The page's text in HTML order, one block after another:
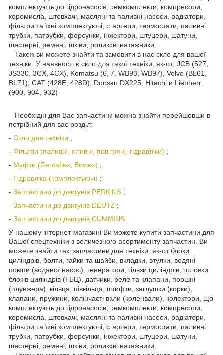
комплектують до гідронасосів, ремкомплекти, компресори,
коромисла, штовхачі, масляні та паливні насоси, радіатори,
фільтри та їхні комплектуючі, стартери, термостати, паливні
трубки, патрубки, форсунки, інжектори, штуцери, шатуни,
шестерні, ремені, шківи, роликові натяжники.
Також ви можете знайти та замовити в нас скло для вашої
техніки. У наявності є скло для такої техніки, як-от: JCB (527,
JS330, 3CX, 4CX), Komatsu (6, 7, WB93, WB97), Volvo (BL61,
BL71), CAT (428E, 428D), Doosan DX225, Hitachi и Liebherr
(900, 904, 932)
Необхідні для Вас запчастини можна знайти перейшовши в
потрібний для вас розділ:
- Скло для техніки ;
- Фільтри (паливні, оливні, повітряні, гідравліки) ;
- Муфти (Centaflex, Bowex) ;
- Гідравліка (комплектуючі) ;
- Запчастини до двигунів PERKINS ;
- Запчастини до двигунів DEUTZ ;
- Запчастини до двигунів CUMMINS
У нашому інтернет-магазині Ви можете купити запчастини для
Вашої спецтехніки з величезного асортименту запчастин. Ви
можете знайти такі запчастини для техніки, як-от блоки
циліндрів, болти, гайки та шайби, вкладки, втулки, водяні
помпи (водяної насос), генератори, гільзи циліндрів, головки
блоків циліндрів (ГБЦ), датчики, реле та клапани, поршні
(плунжера), кільця, півкільця, штифти, заглушки (корки),
клапани, пружини, колінчасті вали (коленвали), колектори, що
комплектують до гідронасосів, ремкомплекти, компресори,
коромисла, штовхачі, масляні та паливні насоси, радіатори,
фільтри та їхні комплектуючі, стартери, термостати, паливні
трубки, патрубки, форсунки, інжектори, штуцери, шатуни,
шестерні, ремені, шківи, роликові натяжники.